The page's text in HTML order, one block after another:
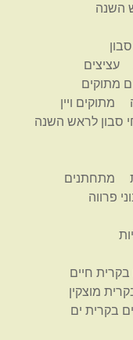
השנה
עציצים
מתוקים
מתוקים ויין
סבון לראש השנה
מתחתנים
פרווה
חיים
מוצקין
בקרית ים